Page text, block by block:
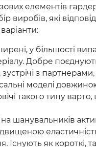
елементів
виробів, які
у більшості
Добре
з
моделі
такого типу
шанувальників
Існують як короткі,